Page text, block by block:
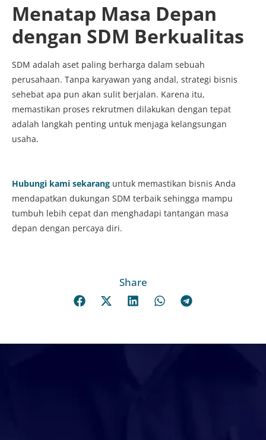
Menatap Masa Depan
dengan SDM Berkualitas
SDM adalah aset paling berharga dalam sebuah
perusahaan. Tanpa karyawan yang andal, strategi bisnis
sehebat apa pun akan sulit berjalan. Karena itu,
memastikan proses rekrutmen dilakukan dengan tepat
adalah langkah penting untuk menjaga kelangsungan
usaha.
Hubungi kami sekarang untuk memastikan bisnis Anda
mendapatkan dukungan SDM terbaik sehingga mampu
tumbuh lebih cepat dan menghadapi tantangan masa
depan dengan percaya diri.
Share